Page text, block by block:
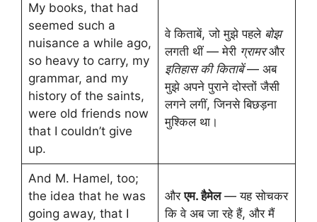
My books, that had
seemed such a
nuisance a while ago,
so heavy to carry, my
grammar, and my
history of the saints,
were old friends now
that I couldn’t give
up.
वे किताबें, जो मुझे पहले बोझ
लगती थीं — मेरी ग्रामरऔर
इतिहास की किताबें— अब
मुझे अपने पुराने दोस्तों जैसी
लगने लगीं, जिनसे बिछड़ना
मुश्किल था।
And M. Hamel, too;
the idea that he was
going away, that I
औरएम. हैमेल— यह सोचकर
कि वे अब जा रहे हैं, और मैं